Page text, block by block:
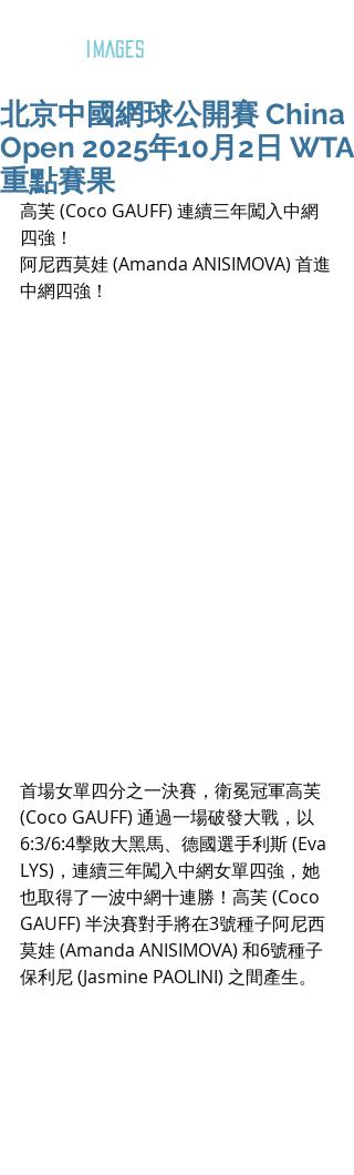
IMAGES
北京中國網球公開賽 China
Open 2025年10月2日 WTA
重點賽果
高芙 (Coco GAUFF) 連續三年闖入中網
四強！
阿尼西莫娃 (Amanda ANISIMOVA) 首進
中網四強！
首場女單四分之一決賽，衛冕冠軍高芙
(Coco GAUFF) 通過一場破發大戰，以
6:3/6:4擊敗大黑馬、德國選手利斯 (Eva
LYS)，連續三年闖入中網女單四強，她
也取得了一波中網十連勝！高芙 (Coco
GAUFF) 半決賽對手將在3號種子阿尼西
莫娃 (Amanda ANISIMOVA) 和6號種子
保利尼 (Jasmine PAOLINI) 之間產生。